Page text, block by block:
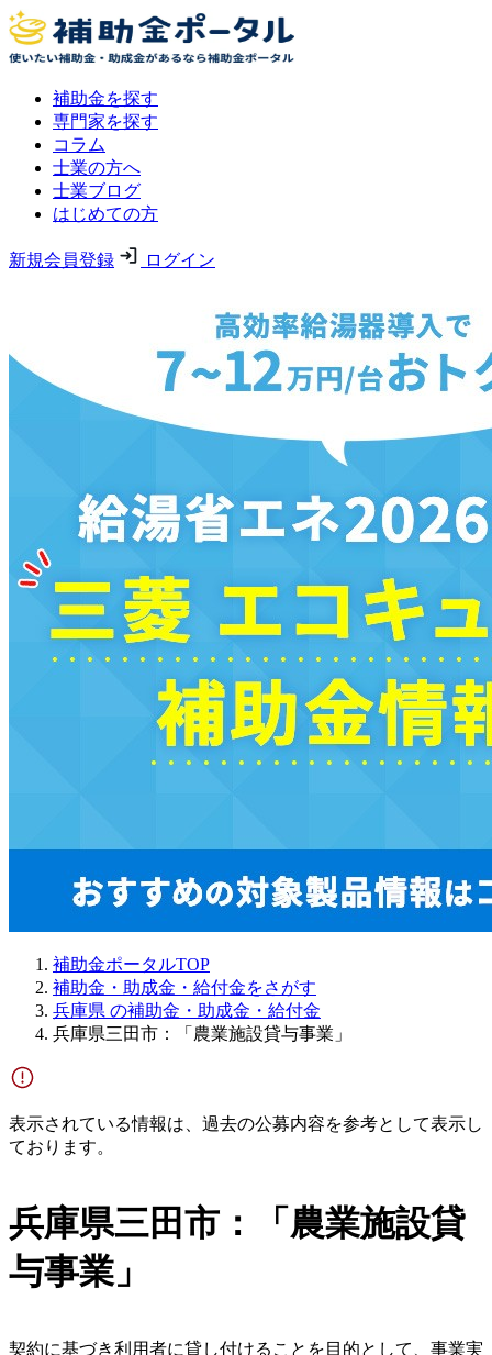
補助金を探す
専門家を探す
コラム
士業の方へ
士業ブログ
はじめての方
新規会員登録 ログイン
補助金ポータルTOP
補助金・助成金・給付金をさがす
兵庫県 の補助金・助成金・給付金
兵庫県三田市：「農業施設貸与事業」
表示されている情報は、過去の公募内容を参考として表示し
ております。
兵庫県三田市：「農業施設貸
与事業」
契約に基づき利用者に貸し付けることを目的として、事業実